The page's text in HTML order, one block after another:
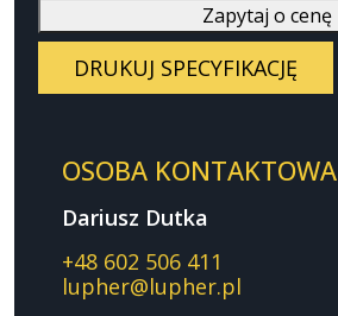
Zapytaj o cenę
DRUKUJ SPECYFIKACJĘ
OSOBA KONTAKTOWA
Dariusz Dutka
+48 602 506 411
lupher@lupher.pl